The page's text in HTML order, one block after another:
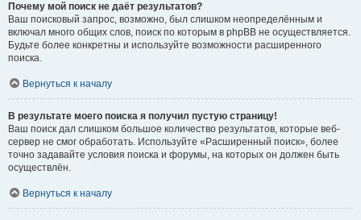
Почему мой поиск не даёт результатов?
Ваш поисковый запрос, возможно, был слишком неопределённым и
включал много общих слов, поиск по которым в phpBB не осуществляется.
Будьте более конкретны и используйте возможности расширенного
поиска.
Вернуться к началу
В результате моего поиска я получил пустую страницу!
Ваш поиск дал слишком большое количество результатов, которые веб-
сервер не смог обработать. Используйте «Расширенный поиск», более
точно задавайте условия поиска и форумы, на которых он должен быть
осуществлён.
Вернуться к началу